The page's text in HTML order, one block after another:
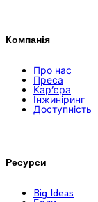
Компанія
Про нас
Преса
Кар’єра
Інжиніринг
Доступність
Ресурси
Big Ideas